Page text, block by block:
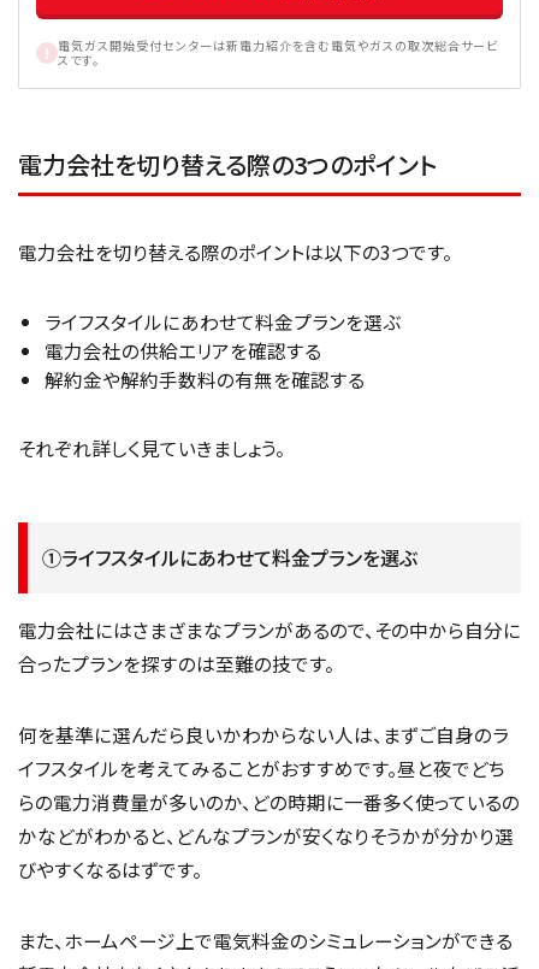
電気ガス開始受付センターは新電力紹介を含む電気やガスの取次総合サービ
スです。
電力会社を切り替える際の3つのポイント
電力会社を切り替える際のポイントは以下の3つです。
ライフスタイルにあわせて料金プランを選ぶ
電力会社の供給エリアを確認する
解約金や解約手数料の有無を確認する
それぞれ詳しく見ていきましょう。
①ライフスタイルにあわせて料金プランを選ぶ
電力会社にはさまざまなプランがあるので、その中から自分に
合ったプランを探すのは至難の技です。
何を基準に選んだら良いかわからない人は、まずご自身のラ
イフスタイルを考えてみることがおすすめです。昼と夜でどち
らの電力消費量が多いのか、どの時期に一番多く使っているの
かなどがわかると、どんなプランが安くなりそうかが分かり選
びやすくなるはずです。
また、ホームページ上で電気料金のシミュレーションができる